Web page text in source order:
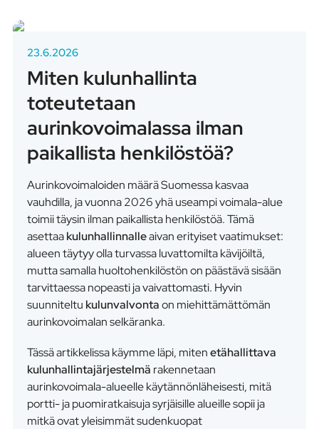
23.6.2026
Miten kulunhallinta
toteutetaan
aurinkovoimalassa ilman
paikallista henkilöstöä?
Aurinkovoimaloiden määrä Suomessa kasvaa
vauhdilla, ja vuonna 2026 yhä useampi voimala-alue
toimii täysin ilman paikallista henkilöstöä. Tämä
asettaakulunhallinnalleaivan erityiset vaatimukset:
alueen täytyy olla turvassa luvattomilta kävijöiltä,
mutta samalla huoltohenkilöstön on päästävä sisään
tarvittaessa nopeasti ja vaivattomasti. Hyvin
suunniteltu kulunvalvontaon miehittämättömän
aurinkovoimalan selkäranka.
Tässä artikkelissa käymme läpi, mitenetähallittava
kulunhallintajärjestelmä rakennetaan
aurinkovoimala-alueelle käytännönläheisesti, mitä
portti- ja puomiratkaisuja syrjäisille alueille sopii ja
mitkä ovat yleisimmät sudenkuopat